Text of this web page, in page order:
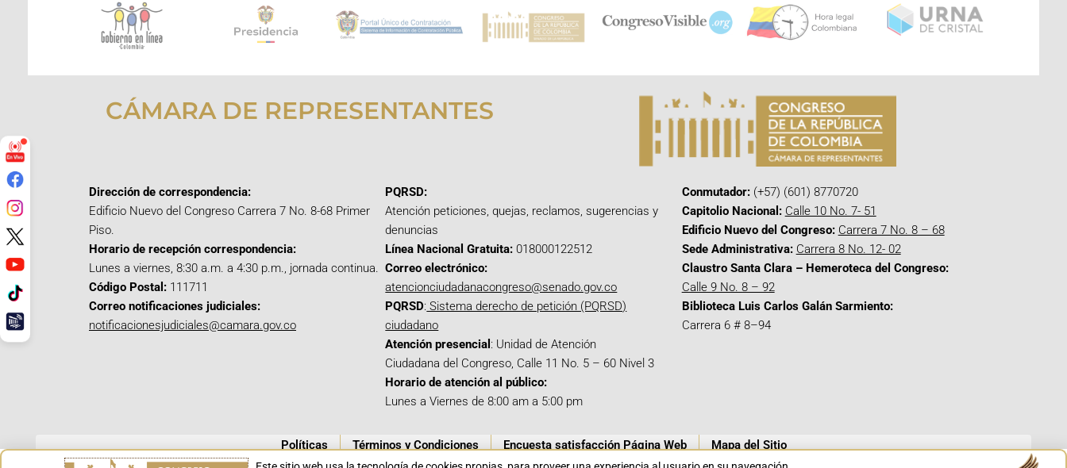
CÁMARA DE REPRESENTANTES
Dirección de correspondencia:
Edificio Nuevo del Congreso Carrera 7 No. 8-68 Primer
Piso.
Horario de recepción correspondencia:
Lunes a viernes, 8:30 a.m. a 4:30 p.m., jornada continua.
Código Postal: 111711
Correo notificaciones judiciales:
notificacionesjudiciales@camara.gov.co
PQRSD:
Atención peticiones, quejas, reclamos, sugerencias y
denuncias
Línea Nacional Gratuita: 018000122512
Correo electrónico:
atencionciudadanacongreso@senado.gov.co
PQRSD: Sistema derecho de petición (PQRSD)
ciudadano
Atención presencial : Unidad de Atención
Ciudadana del Congreso, Calle 11 No. 5 – 60 Nivel 3
Horario de atención al público:
Lunes a Viernes de 8:00 am a 5:00 pm
Conmutador:(+57) (601) 8770720
Capitolio Nacional: Calle 10 No. 7- 51
Edificio Nuevo del Congreso: Carrera 7 No. 8 – 68
Sede Administrativa: Carrera 8 No. 12- 02
Claustro Santa Clara – Hemeroteca del Congreso:
Calle 9 No. 8 – 92
Biblioteca Luis Carlos Galán Sarmiento:
Carrera 6 # 8–94
Políticas Términos y Condiciones Encuesta satisfacción Página Web Mapa del Sitio